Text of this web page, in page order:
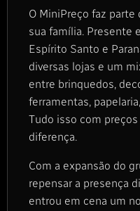
O MiniPreço faz
sua família. Presente
Espírito Santo e
diversas lojas e um
entre brinquedos,
ferramentas,
Tudo isso com
diferença.
Com a expansão do
repensar a presença
entrou em cena um